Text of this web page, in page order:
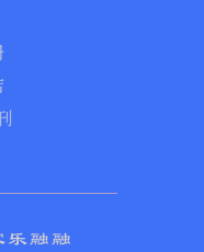
融融